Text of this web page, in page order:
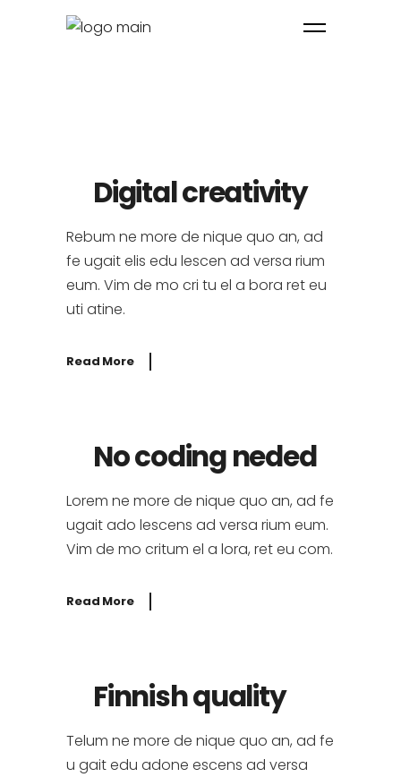
Digital creativity
Rebum ne more de nique quo an, ad
fe ugait elis edu lescen ad versa rium
eum. Vim de mo cri tu el a bora ret eu
uti atine.
Read More
No coding neded
Lorem ne more de nique quo an, ad fe
ugait ado lescens ad versa rium eum.
Vim de mo critum el a lora, ret eu com.
Read More
Finnish quality
Telum ne more de nique quo an, ad fe
u gait edu adone escens ad versa